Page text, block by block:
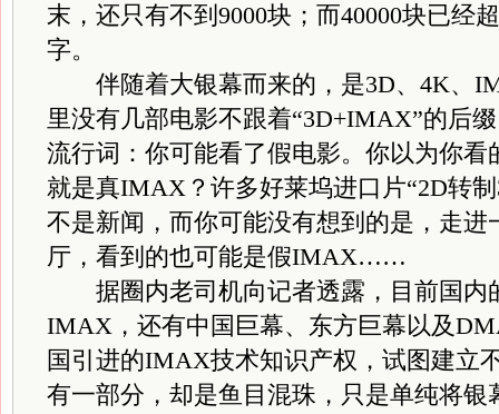
末，还只有不到9000块；而40000块已经
字。
伴随着大银幕而来的，是3D、4K、
里没有几部电影不跟着“3D+IMAX”的后
流行词：你可能看了假电影。你以为你
就是真IMAX？许多好莱坞进口片“2D转
不是新闻，而你可能没有想到的是，走
厅，看到的也可能是假IMAX……
据圈内老司机向记者透露，目前国内
IMAX，还有中国巨幕、东方巨幕以及
国引进的IMAX技术知识产权，试图建立
有一部分，却是鱼目混珠，只是单纯将银